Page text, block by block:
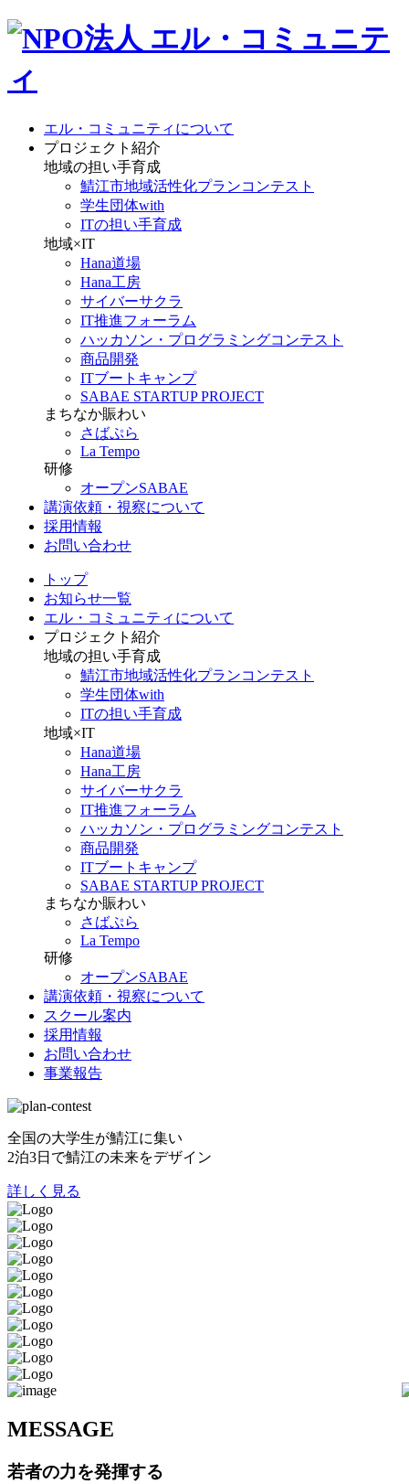
エル・コミュニティについて
プロジェクト紹介
地域の担い手育成
鯖江市地域活性化プランコンテスト
学生団体with
ITの担い手育成
地域×IT
Hana道場
Hana工房
サイバーサクラ
IT推進フォーラム
ハッカソン・プログラミングコンテスト
商品開発
ITブートキャンプ
SABAE STARTUP PROJECT
まちなか賑わい
さばぷら
La Tempo
研修
オープンSABAE
講演依頼・視察について
採用情報
お問い合わせ
トップ
お知らせ一覧
エル・コミュニティについて
プロジェクト紹介
地域の担い手育成
鯖江市地域活性化プランコンテスト
学生団体with
ITの担い手育成
地域×IT
Hana道場
Hana工房
サイバーサクラ
IT推進フォーラム
ハッカソン・プログラミングコンテスト
商品開発
ITブートキャンプ
SABAE STARTUP PROJECT
まちなか賑わい
さばぷら
La Tempo
研修
オープンSABAE
講演依頼・視察について
スクール案内
採用情報
お問い合わせ
事業報告
全国の大学生が鯖江に集い
2泊3日で鯖江の未来をデザイン
詳しく見る
MESSAGE
若者の力を発揮する